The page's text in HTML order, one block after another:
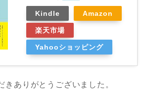
Kindle Amazon
楽天市場
Yahooショッピング
きありがとうございました。